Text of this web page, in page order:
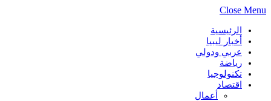
Close Menu
الرئيسية
أخبار ليبيا
عربي ودولي
رياضة
تكنولوجيا
اقتصاد
أعمال